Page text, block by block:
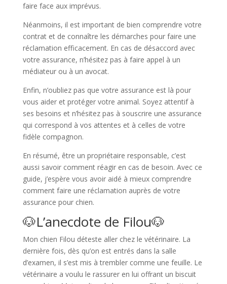
faire face aux imprévus.
Néanmoins, il est important de bien comprendre votre
contrat et de connaître les démarches pour faire une
réclamation efficacement. En cas de désaccord avec
votre assurance, n’hésitez pas à faire appel à un
médiateur ou à un avocat.
Enfin, n’oubliez pas que votre assurance est là pour
vous aider et protéger votre animal. Soyez attentif à
ses besoins et n’hésitez pas à souscrire une assurance
qui correspond à vos attentes et à celles de votre
fidèle compagnon.
En résumé, être un propriétaire responsable, c’est
aussi savoir comment réagir en cas de besoin. Avec ce
guide, j’espère vous avoir aidé à mieux comprendre
comment faire une réclamation auprès de votre
assurance pour chien.
🐶​L’anecdote de Filou🐶​
Mon chien Filou déteste aller chez le vétérinaire. La
dernière fois, dès qu’on est entrés dans la salle
d’examen, il s’est mis à trembler comme une feuille. Le
vétérinaire a voulu le rassurer en lui offrant un biscuit